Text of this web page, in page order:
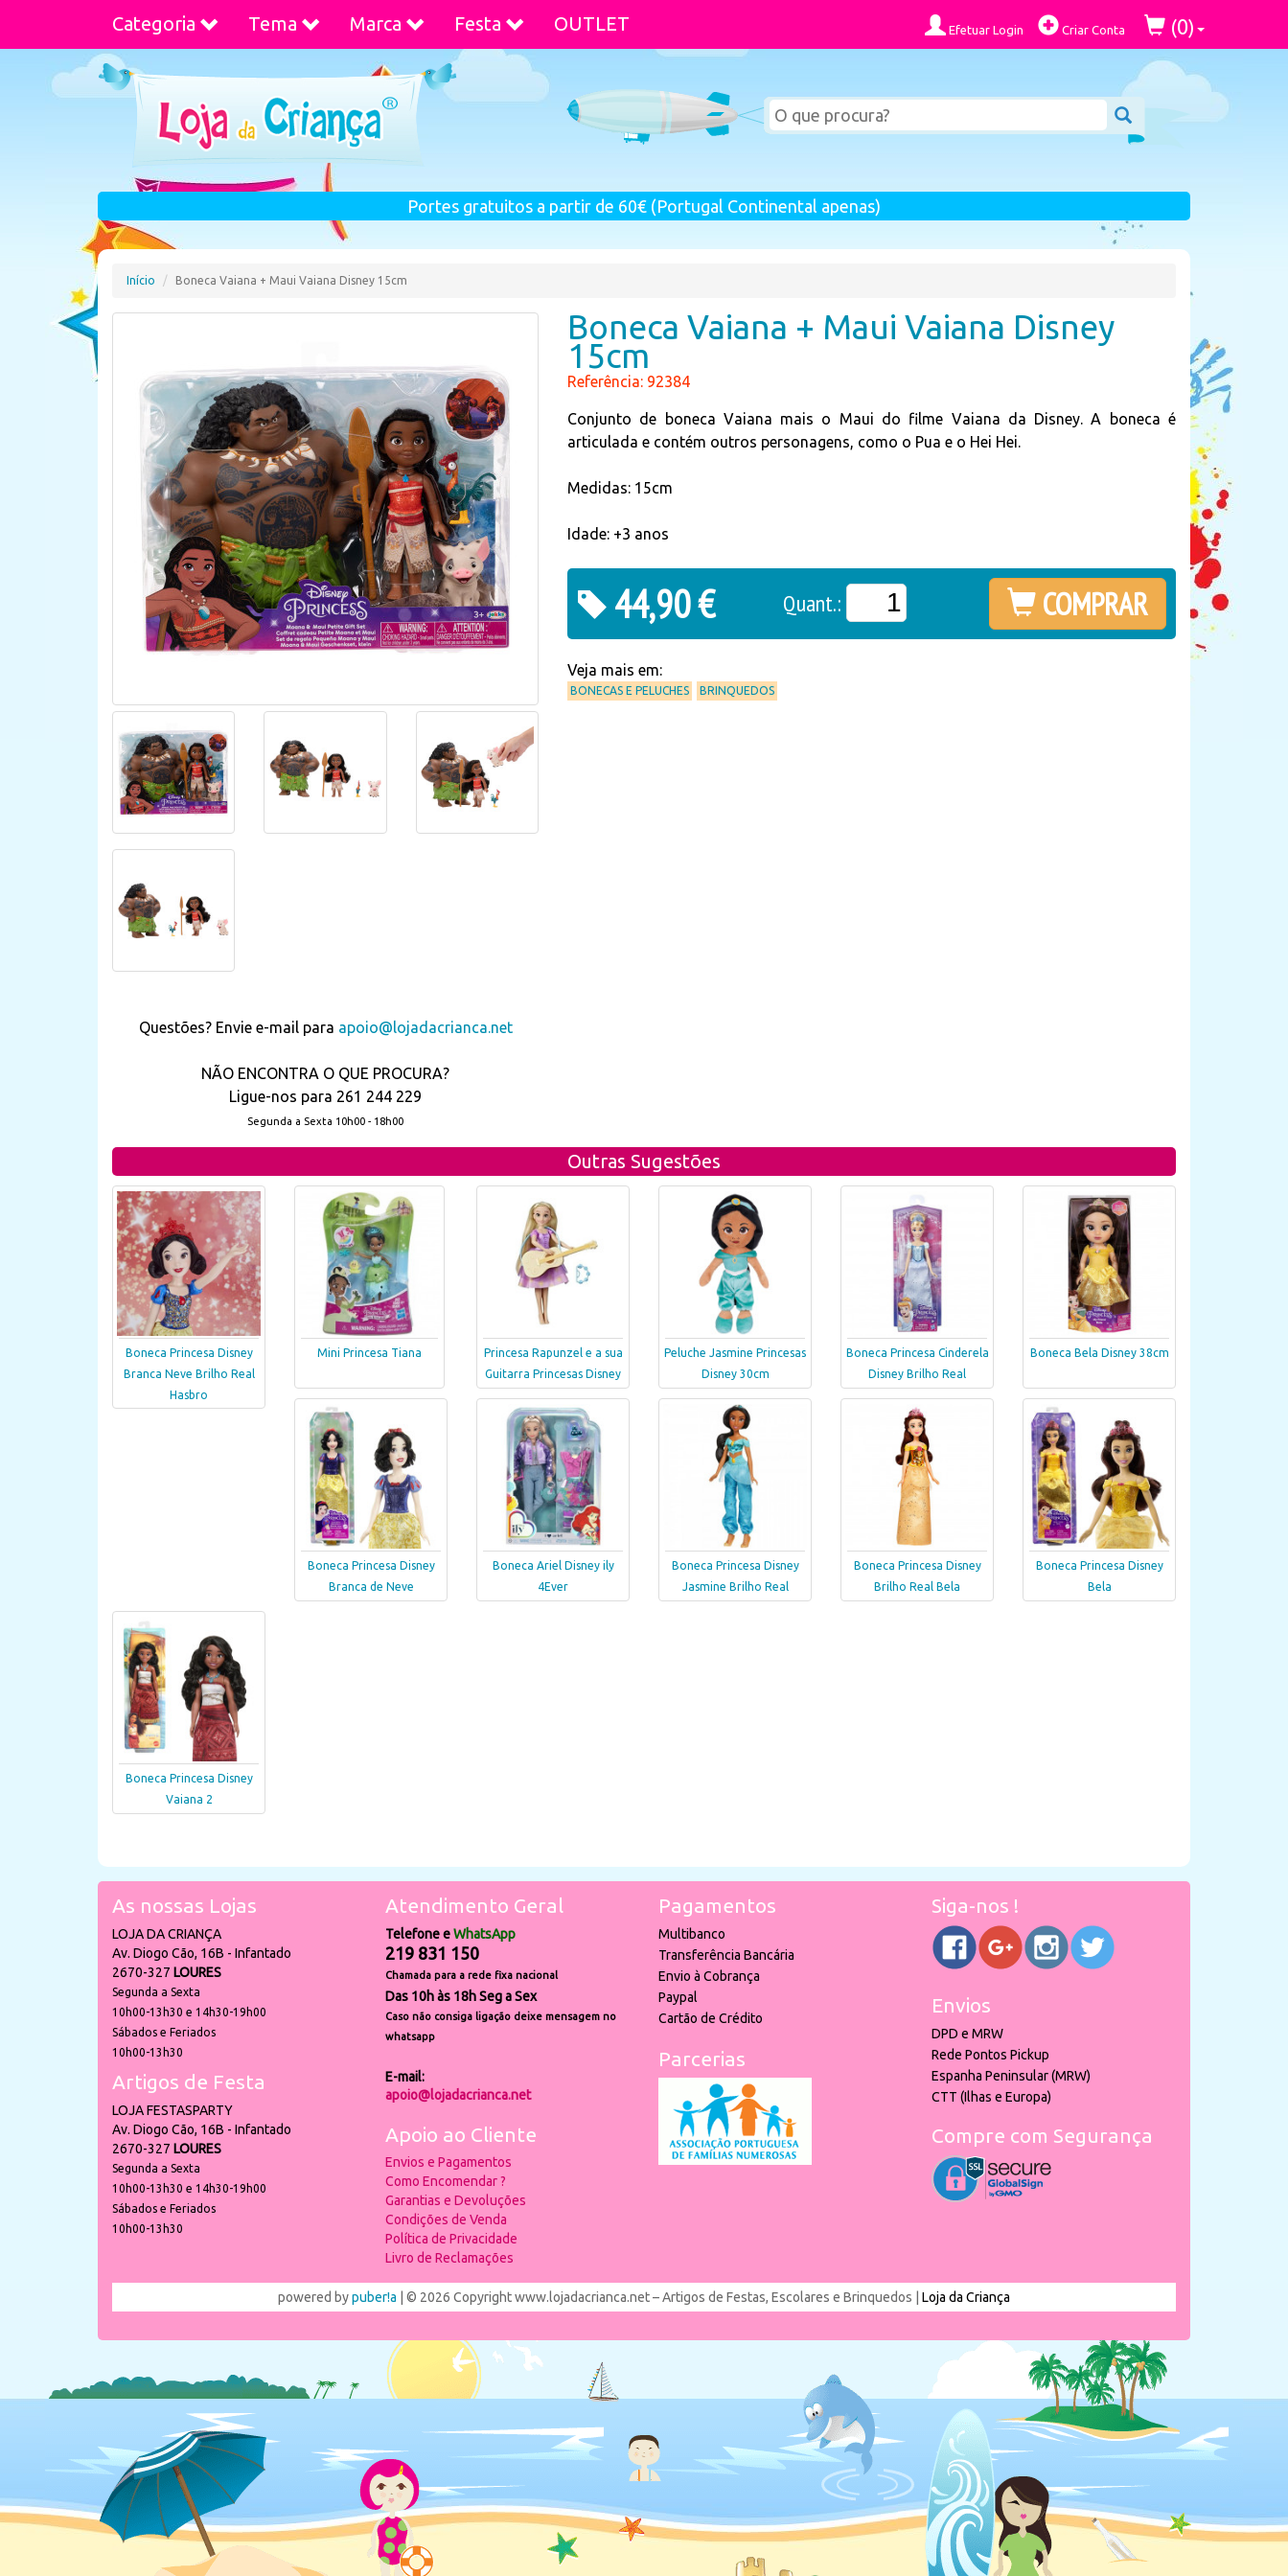
Categoria Tema Marca Festa OUTLET Efetuar Login Criar Conta (0)
Portes gratuitos a partir de 60€ (Portugal Continental apenas)
Início Boneca Vaiana + Maui Vaiana Disney 15cm
Questões? Envie e-mail para apoio@lojadacrianca.net
NÃO ENCONTRA O QUE PROCURA?
Ligue-nos para 261 244 229
Segunda a Sexta 10h00 - 18h00
Boneca Vaiana + Maui Vaiana Disney
15cm
Referência: 92384
Conjunto de boneca Vaiana mais o Maui do filme Vaiana da Disney. A boneca é
articulada e contém outros personagens, como o Pua e o Hei Hei.
Medidas: 15cm
Idade: +3 anos
44,90 € Quant.: COMPRAR
Veja mais em:
BONECAS E PELUCHES BRINQUEDOS
Outras Sugestões
Boneca Princesa Disney
Branca Neve Brilho Real
Hasbro
Mini Princesa Tiana
Princesa Rapunzel e a sua
Guitarra Princesas Disney
Peluche Jasmine Princesas
Disney 30cm
Boneca Princesa Cinderela
Disney Brilho Real
Boneca Bela Disney 38cm
Boneca Princesa Disney
Branca de Neve
Boneca Ariel Disney ily
4Ever
Boneca Princesa Disney
Jasmine Brilho Real
Boneca Princesa Disney
Brilho Real Bela
Boneca Princesa Disney
Bela
Boneca Princesa Disney
Vaiana 2
As nossas Lojas
LOJA DA CRIANÇA
Av. Diogo Cão, 16B - Infantado
2670-327 LOURES
Segunda a Sexta
10h00-13h30 e 14h30-19h00
Sábados e Feriados
10h00-13h30
Artigos de Festa
LOJA FESTASPARTY
Av. Diogo Cão, 16B - Infantado
2670-327 LOURES
Segunda a Sexta
10h00-13h30 e 14h30-19h00
Sábados e Feriados
10h00-13h30
Atendimento Geral
Telefone eWhatsApp
219 831 150
Chamada para a rede fixa nacional
Das 10h às 18h Seg a Sex
Caso não consiga ligação deixe mensagem no
whatsapp
E-mail:
apoio@lojadacrianca.net
Apoio ao Cliente
Envios e Pagamentos
Como Encomendar ?
Garantias e Devoluções
Condições de Venda
Política de Privacidade
Livro de Reclamações
Pagamentos
Multibanco
Transferência Bancária
Envio à Cobrança
Paypal
Cartão de Crédito
Parcerias
Siga-nos !
Envios
DPD e MRW
Rede Pontos Pickup
Espanha Peninsular (MRW)
CTT (Ilhas e Europa)
Compre com Segurança
powered bypuber!a | © 2026 Copyright www.lojadacrianca.net – Artigos de Festas, Escolares e Brinquedos | Loja da Criança